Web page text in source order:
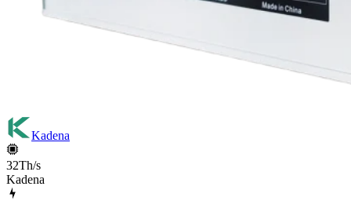
Kadena
32Th/s
Kadena